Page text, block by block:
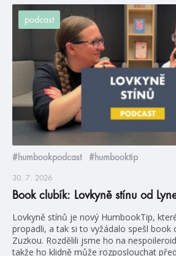
podcast
#humbookpodcast #humbooktip
30. 7. 2026
Book clubík: Lovkyně stínu od
Lovkyně stínů je nový HumbookTip,
propadli, a tak si to vyžádalo spešl book
Zuzkou. Rozdělili jsme ho na
takže ho klidně může rozposlouchat